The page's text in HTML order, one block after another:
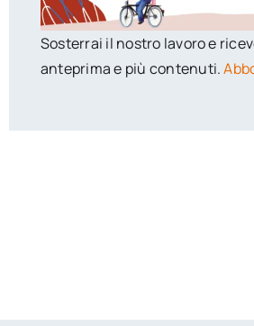
Sosterrai il nostro lavoro e
anteprima e più contenuti.